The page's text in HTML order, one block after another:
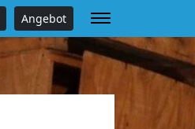
Angebot